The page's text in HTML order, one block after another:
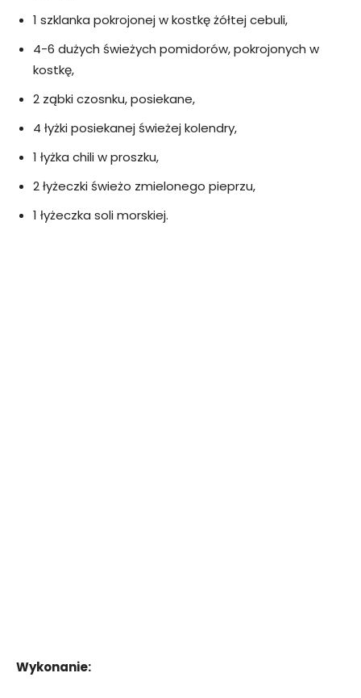
1 szklanka pokrojonej w kostkę żółtej cebuli,
4-6 dużych świeżych pomidorów, pokrojonych w
kostkę,
2 ząbki czosnku, posiekane,
4 łyżki posiekanej świeżej kolendry,
1 łyżka chili w proszku,
2 łyżeczki świeżo zmielonego pieprzu,
1 łyżeczka soli morskiej.
Wykonanie: